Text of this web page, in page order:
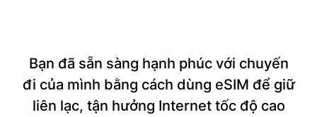
Bạn đã sẵn sàng hạnh phúc với chuyến
đi của mình bằng cách dùng eSIM để giữ
liên lạc, tận hưởng Internet tốc độ cao